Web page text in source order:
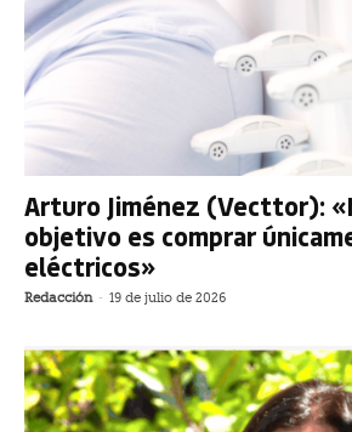
Arturo Jiménez (Vecttor):
objetivo es comprar
eléctricos»
Redacción - 19 de julio de 2026